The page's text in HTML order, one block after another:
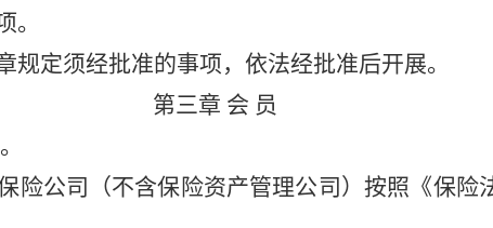
。
规定须经批准的事项，依法经批准后开展。
第三章 会 员
险公司（不含保险资产管理公司）按照《保险